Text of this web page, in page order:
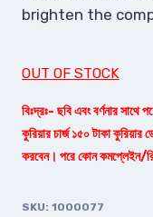
brighten the
OUT OF STOCK
বিঃদ্রঃ- ছবি এবং বর্ণনার
কুরিয়ার চার্জ ১৫০ টাকা কুরিয়ার
করবেন। পরে কোন কমপ্লেইন/
SKU: 1000077